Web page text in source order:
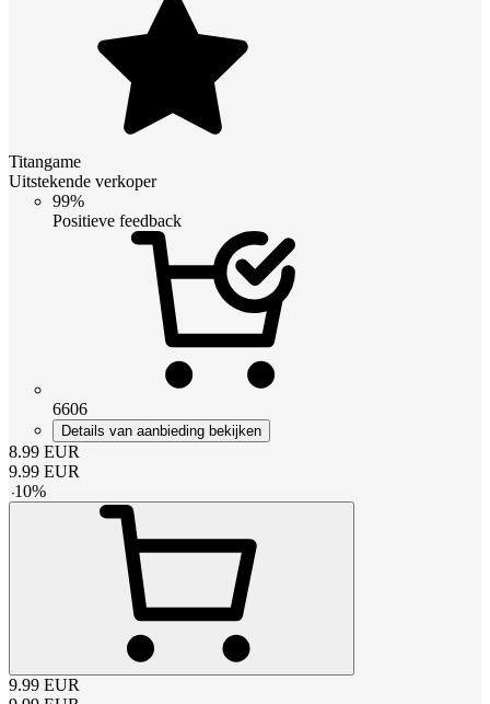
Titangame
Uitstekende verkoper
99%
Positieve feedback
6606
Details van aanbieding bekijken
8.99 EUR
9.99 EUR
-10%
9.99 EUR